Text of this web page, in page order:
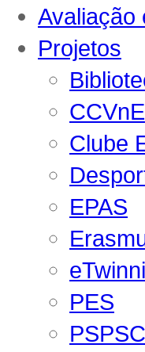
Avaliação
Projetos
CCVnE
Clube
EPAS
PES
PSPSC